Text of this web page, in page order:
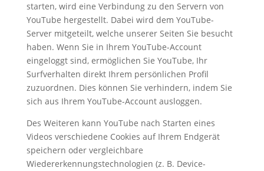
starten, wird eine Verbindung zu den Servern von
YouTube hergestellt. Dabei wird dem YouTube-
Server mitgeteilt, welche unserer Seiten Sie besucht
haben. Wenn Sie in Ihrem YouTube-Account
eingeloggt sind, ermöglichen Sie YouTube, Ihr
Surfverhalten direkt Ihrem persönlichen Profil
zuzuordnen. Dies können Sie verhindern, indem Sie
sich aus Ihrem YouTube-Account ausloggen.
Des Weiteren kann YouTube nach Starten eines
Videos verschiedene Cookies auf Ihrem Endgerät
speichern oder vergleichbare
Wiedererkennungstechnologien (z. B. Device-